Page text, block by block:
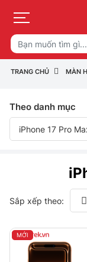
TRANG CHỦ MÀN
Theo danh mục
iPhone 17 Pro
Sắp xếp theo:
MỚI